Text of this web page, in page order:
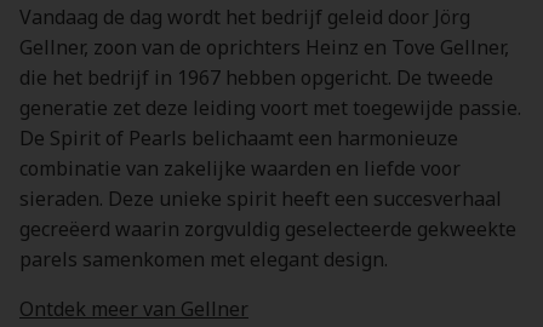
Vandaag de dag wordt het bedrijf geleid door Jörg
Gellner, zoon van de oprichters Heinz en Tove Gellner,
die het bedrijf in 1967 hebben opgericht. De tweede
generatie zet deze leiding voort met toegewijde passie.
De Spirit of Pearls belichaamt een harmonieuze
combinatie van zakelijke waarden en liefde voor
sieraden. Deze unieke spirit heeft een succesverhaal
gecreëerd waarin zorgvuldig geselecteerde gekweekte
parels samenkomen met elegant design.
Ontdek meer van Gellner